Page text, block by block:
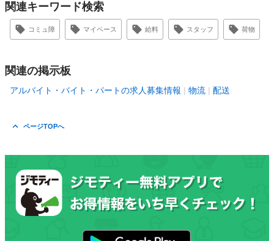
関連キーワード検索
コミュ障 マイペース 給料 スタッフ 荷物
関連の掲示板
アルバイト・バイト・パートの求人募集情報 物流 配送
ページTOPへ